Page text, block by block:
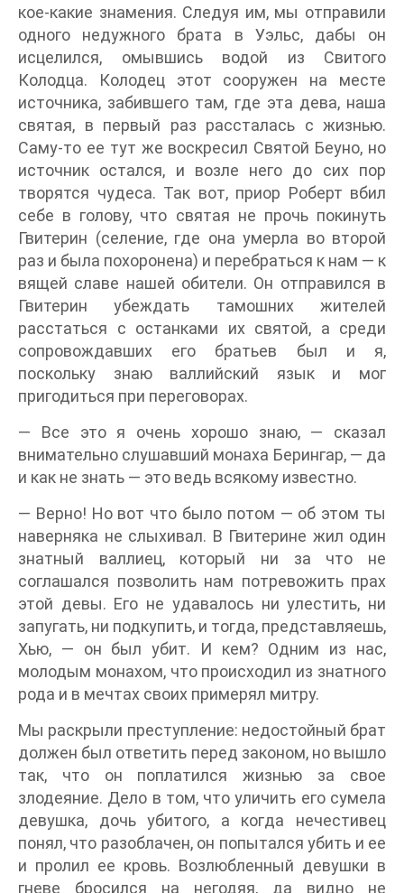
кое-какие знамения. Следуя им, мы отправили
одного недужного брата в Уэльс, дабы он
исцелился, омывшись водой из Свитого
Колодца. Колодец этот сооружен на месте
источника, забившего там, где эта дева, наша
святая, в первый раз рассталась с жизнью.
Саму-то ее тут же воскресил Святой Беуно, но
источник остался, и возле него до сих пор
творятся чудеса. Так вот, приор Роберт вбил
себе в голову, что святая не прочь покинуть
Гвитерин (селение, где она умерла во второй
раз и была похоронена) и перебраться к нам — к
вящей славе нашей обители. Он отправился в
Гвитерин убеждать тамошних жителей
расстаться с останками их святой, а среди
сопровождавших его братьев был и я,
поскольку знаю валлийский язык и мог
пригодиться при переговорах.
— Все это я очень хорошо знаю, — сказал
внимательно слушавший монаха Берингар, — да
и как не знать — это ведь всякому известно.
— Верно! Но вот что было потом — об этом ты
наверняка не слыхивал. В Гвитерине жил один
знатный валлиец, который ни за что не
соглашался позволить нам потревожить прах
этой девы. Его не удавалось ни улестить, ни
запугать, ни подкупить, и тогда, представляешь,
Хью, — он был убит. И кем? Одним из нас,
молодым монахом, что происходил из знатного
рода и в мечтах своих примерял митру.
Мы раскрыли преступление: недостойный брат
должен был ответить перед законом, но вышло
так, что он поплатился жизнью за свое
злодеяние. Дело в том, что уличить его сумела
девушка, дочь убитого, а когда нечестивец
понял, что разоблачен, он попытался убить и ее
и пролил ее кровь. Возлюбленный девушки в
гневе бросился на негодяя, да видно не